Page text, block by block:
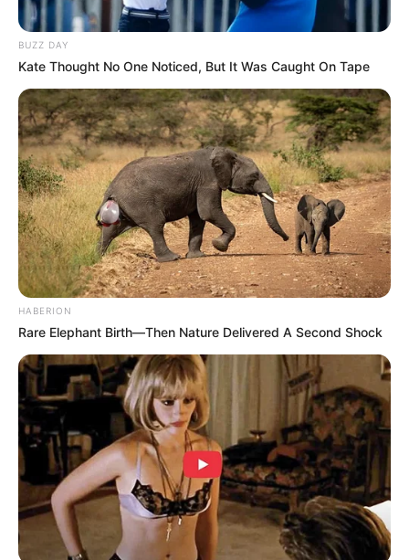
BUZZ DAY
Kate Thought No One Noticed, But It Was Caught On Tape
HABERION
Rare Elephant Birth—Then Nature Delivered A Second Shock